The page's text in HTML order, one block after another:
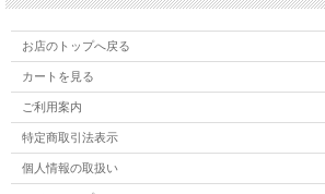
お店のトップへ戻る
カートを見る
ご利用案内
特定商取引法表示
個人情報の取扱い